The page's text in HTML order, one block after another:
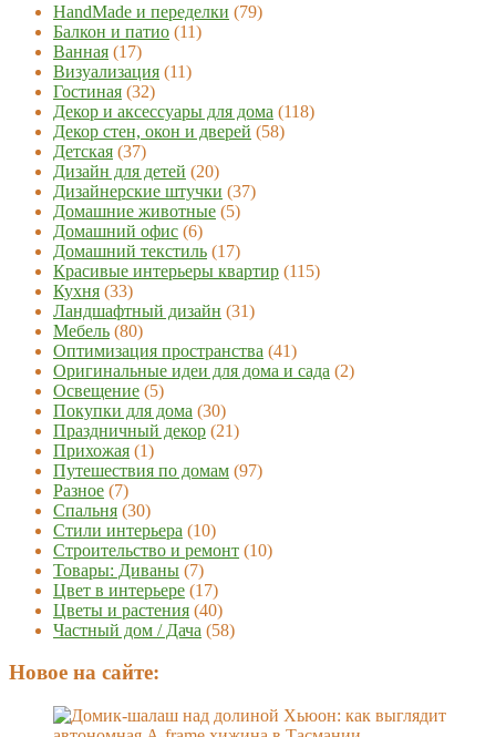
HandMade и переделки (79)
Балкон и патио (11)
Ванная (17)
Визуализация (11)
Гостиная (32)
Декор и аксессуары для дома (118)
Декор стен, окон и дверей (58)
Детская (37)
Дизайн для детей (20)
Дизайнерские штучки (37)
Домашние животные (5)
Домашний офис (6)
Домашний текстиль (17)
Красивые интерьеры квартир (115)
Кухня (33)
Ландшафтный дизайн (31)
Мебель (80)
Оптимизация пространства (41)
Оригинальные идеи для дома и сада (2)
Освещение (5)
Покупки для дома (30)
Праздничный декор (21)
Прихожая (1)
Путешествия по домам (97)
Разное (7)
Спальня (30)
Стили интерьера (10)
Строительство и ремонт (10)
Товары: Диваны (7)
Цвет в интерьере (17)
Цветы и растения (40)
Частный дом / Дача (58)
Новое на сайте: